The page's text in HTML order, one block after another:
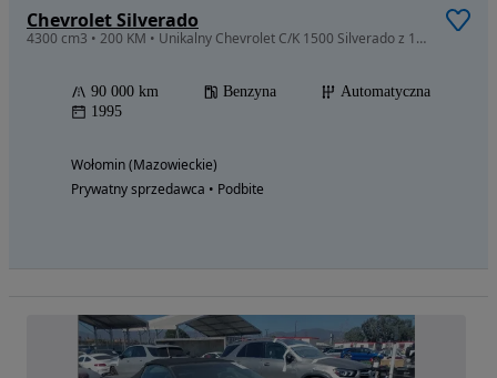
Chevrolet Silverado
4300 cm3 • 200 KM • Unikalny Chevrolet C/K 1500 Silverado z 1995 roku LOWRIDER
90 000 km Benzyna
Automatyczna
1995
Wołomin (Mazowieckie)
Prywatny sprzedawca • Podbite